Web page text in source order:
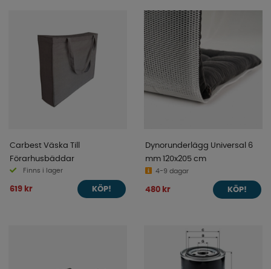
Carbest Väska Till
Förarhusbäddar
Finns i lager
619 kr KÖP!
Dynorunderlägg Universal 6
mm 120x205 cm
4-9 dagar
480 kr KÖP!